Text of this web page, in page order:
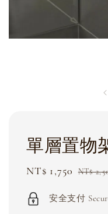
單層置物
Sale
NT$ 1,750 NT$
安全支付